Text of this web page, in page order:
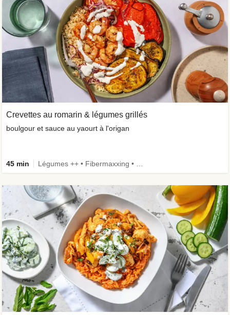
Crevettes au romarin & légumes grillés
boulgour et sauce au yaourt à l'origan
45 min